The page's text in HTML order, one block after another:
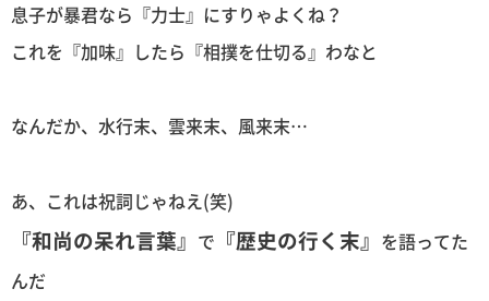
息子が暴君なら『力士』にすりゃよくね？
これを『加味』したら『相撲を仕切る』わなと
なんだか、水行末、雲来末、風来末…
あ、これは祝詞じゃねえ(笑)
『和尚の呆れ言葉』 で 『歴史の行く末』 を語ってた
んだ